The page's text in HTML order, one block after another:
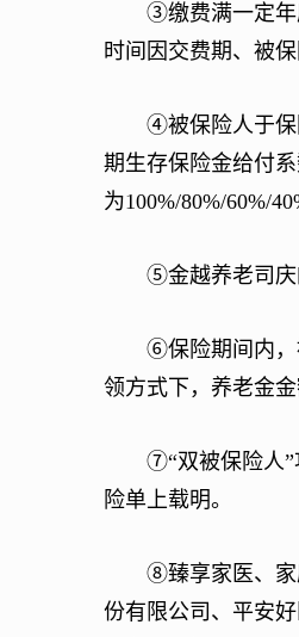
③缴费满一定年度
时间因交费期、被
④被保险人于保险
期生存保险金给付
为100%/80%/60%/
⑤金越养老司庆的
⑥保险期间内，被
领方式下，养老金金
⑦“双被保险人”功
险单上载明。
⑧臻享家医、家庭
份有限公司、平安